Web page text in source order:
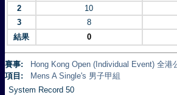
2
10
3
8
結果
0
賽事:
Hong Kong Open (Individual Event) 全港
項目:
Mens A Single's 男子甲組
System Record 50